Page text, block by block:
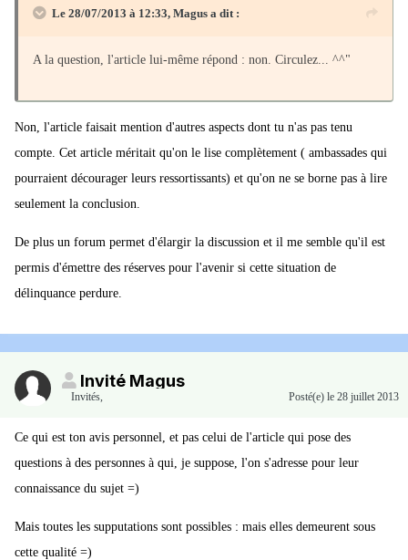
Le 28/07/2013 à 12:33, Magus a dit :
A la question, l'article lui-même répond : non. Circulez... ^^"
Non, l'article faisait mention d'autres aspects dont tu n'as pas tenu
compte. Cet article méritait qu'on le lise complètement ( ambassades qui
pourraient décourager leurs ressortissants) et qu'on ne se borne pas à lire
seulement la conclusion.
De plus un forum permet d'élargir la discussion et il me semble qu'il est
permis d'émettre des réserves pour l'avenir si cette situation de
délinquance perdure.
Invité Magus
Invités Posté(e) le 28 juillet 2013
Ce qui est ton avis personnel, et pas celui de l'article qui pose des
questions à des personnes à qui, je suppose, l'on s'adresse pour leur
connaissance du sujet =)
Mais toutes les supputations sont possibles : mais elles demeurent sous
cette qualité =)